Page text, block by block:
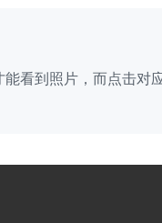
看到照片，而点击对